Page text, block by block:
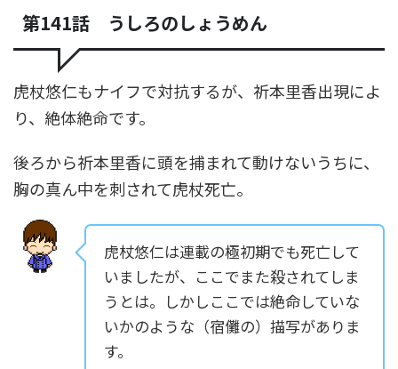
第141話 うしろのしょうめん
虎杖悠仁もナイフで対抗するが、祈本里香出現によ
り、絶体絶命です。
後ろから祈本里香に頭を捕まれて動けないうちに、
胸の真ん中を刺されて虎杖死亡。
虎杖悠仁は連載の極初期でも死亡して
いましたが、ここでまた殺されてしま
うとは。しかしここでは絶命していな
いかのような（宿儺の）描写がありま
す。